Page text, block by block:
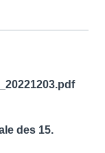
des 15.